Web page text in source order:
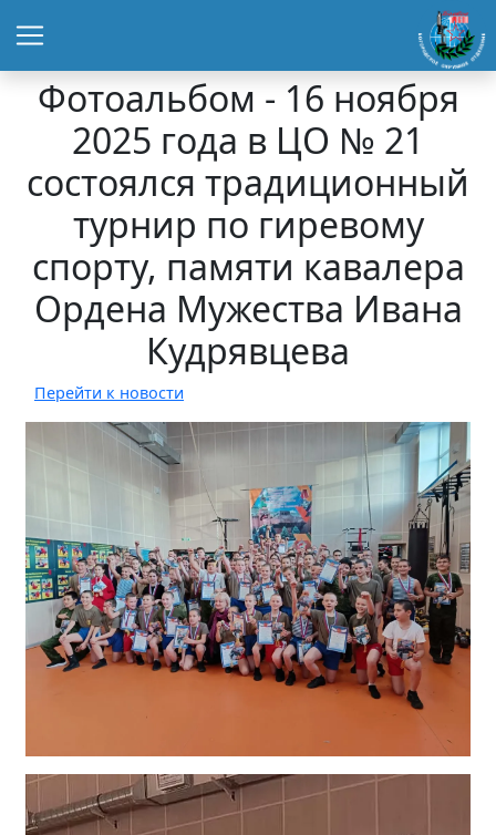
Фотоальбом - 16 ноября
2025 года в ЦО № 21
состоялся традиционный
турнир по гиревому
спорту, памяти кавалера
Ордена Мужества Ивана
Кудрявцева
Перейти к новости